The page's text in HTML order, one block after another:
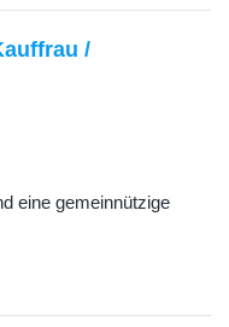
/
eine gemeinnützige